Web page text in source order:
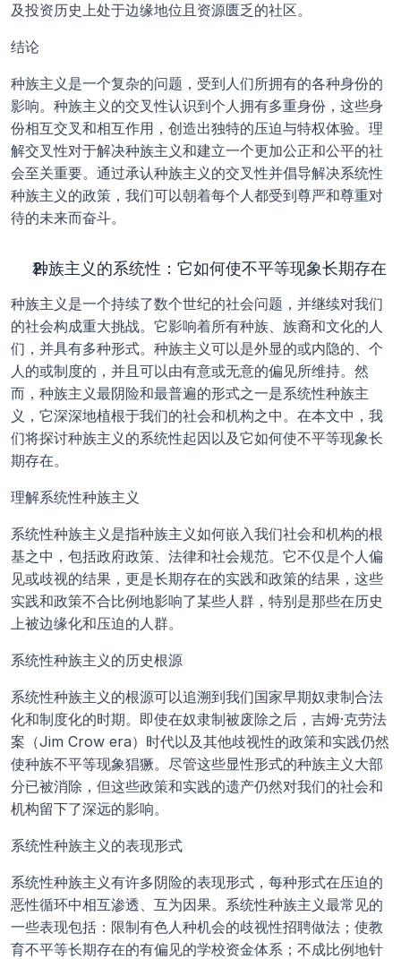
及投资历史上处于边缘地位且资源匮乏的社区。
结论
种族主义是一个复杂的问题，受到人们所拥有的各种身份的
影响。种族主义的交叉性认识到个人拥有多重身份，这些身
份相互交叉和相互作用，创造出独特的压迫与特权体验。理
解交叉性对于解决种族主义和建立一个更加公正和公平的社
会至关重要。通过承认种族主义的交叉性并倡导解决系统性
种族主义的政策，我们可以朝着每个人都受到尊严和尊重对
待的未来而奋斗。
种族主义的系统性：它如何使不平等现象长期存在
种族主义是一个持续了数个世纪的社会问题，并继续对我们
的社会构成重大挑战。它影响着所有种族、族裔和文化的人
们，并具有多种形式。种族主义可以是外显的或内隐的、个
人的或制度的，并且可以由有意或无意的偏见所维持。然
而，种族主义最阴险和最普遍的形式之一是系统性种族主
义，它深深地植根于我们的社会和机构之中。在本文中，我
们将探讨种族主义的系统性起因以及它如何使不平等现象长
期存在。
理解系统性种族主义
系统性种族主义是指种族主义如何嵌入我们社会和机构的根
基之中，包括政府政策、法律和社会规范。它不仅是个人偏
见或歧视的结果，更是长期存在的实践和政策的结果，这些
实践和政策不合比例地影响了某些人群，特别是那些在历史
上被边缘化和压迫的人群。
系统性种族主义的历史根源
系统性种族主义的根源可以追溯到我们国家早期奴隶制合法
化和制度化的时期。即使在奴隶制被废除之后，吉姆·克劳法
案（Jim Crow era）时代以及其他歧视性的政策和实践仍然
使种族不平等现象猖獗。尽管这些显性形式的种族主义大部
分已被消除，但这些政策和实践的遗产仍然对我们的社会和
机构留下了深远的影响。
系统性种族主义的表现形式
系统性种族主义有许多阴险的表现形式，每种形式在压迫的
恶性循环中相互渗透、互为因果。系统性种族主义最常见的
一些表现包括：限制有色人种机会的歧视性招聘做法；使教
育不平等长期存在的有偏见的学校资金体系；不成比例地针